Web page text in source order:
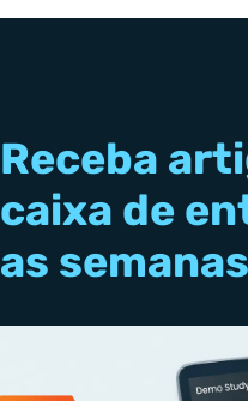
Receba
caixa de
as semanas